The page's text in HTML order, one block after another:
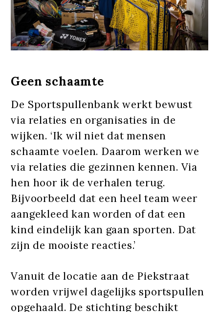
Geen schaamte
De Sportspullenbank werkt bewust
via relaties en organisaties in de
wijken. ‘Ik wil niet dat mensen
schaamte voelen. Daarom werken we
via relaties die gezinnen kennen. Via
hen hoor ik de verhalen terug.
Bijvoorbeeld dat een heel team weer
aangekleed kan worden of dat een
kind eindelijk kan gaan sporten. Dat
zijn de mooiste reacties.’
Vanuit de locatie aan de Piekstraat
worden vrijwel dagelijks sportspullen
opgehaald. De stichting beschikt